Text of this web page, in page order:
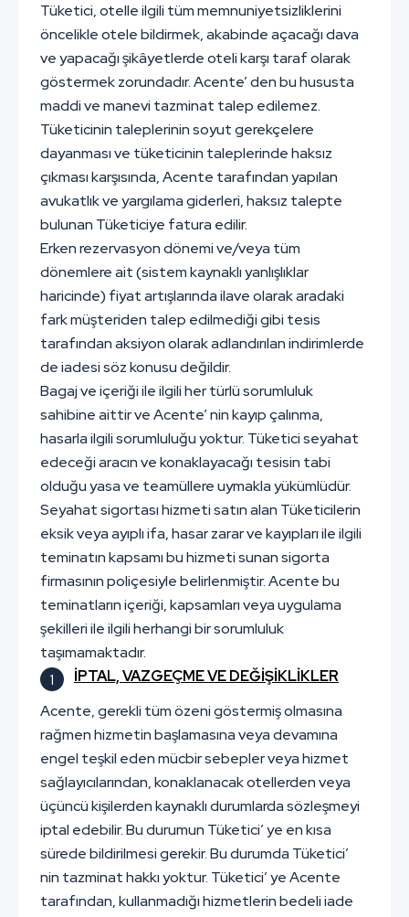
Tüketici, otelle ilgili tüm memnuniyetsizliklerini
öncelikle otele bildirmek, akabinde açacağı dava
ve yapacağı şikâyetlerde oteli karşı taraf olarak
göstermek zorundadır. Acente’ den bu hususta
maddi ve manevi tazminat talep edilemez.
Tüketicinin taleplerinin soyut gerekçelere
dayanması ve tüketicinin taleplerinde haksız
çıkması karşısında, Acente tarafından yapılan
avukatlık ve yargılama giderleri, haksız talepte
bulunan Tüketiciye fatura edilir.
Erken rezervasyon dönemi ve/veya tüm
dönemlere ait (sistem kaynaklı yanlışlıklar
haricinde) fiyat artışlarında ilave olarak aradaki
fark müşteriden talep edilmediği gibi tesis
tarafından aksiyon olarak adlandırılan indirimlerde
de iadesi söz konusu değildir.
Bagaj ve içeriği ile ilgili her türlü sorumluluk
sahibine aittir ve Acente’ nin kayıp çalınma,
hasarla ilgili sorumluluğu yoktur. Tüketici seyahat
edeceği aracın ve konaklayacağı tesisin tabi
olduğu yasa ve teamüllere uymakla yükümlüdür.
Seyahat sigortası hizmeti satın alan Tüketicilerin
eksik veya ayıplı ifa, hasar zarar ve kayıpları ile ilgili
teminatın kapsamı bu hizmeti sunan sigorta
firmasının poliçesiyle belirlenmiştir. Acente bu
teminatların içeriği, kapsamları veya uygulama
şekilleri ile ilgili herhangi bir sorumluluk
taşımamaktadır.
İPTAL, VAZGEÇME VE DEĞİŞİKLİKLER
Acente, gerekli tüm özeni göstermiş olmasına
rağmen hizmetin başlamasına veya devamına
engel teşkil eden mücbir sebepler veya hizmet
sağlayıcılarından, konaklanacak otellerden veya
üçüncü kişilerden kaynaklı durumlarda sözleşmeyi
iptal edebilir. Bu durumun Tüketici’ ye en kısa
sürede bildirilmesi gerekir. Bu durumda Tüketici’
nin tazminat hakkı yoktur. Tüketici’ ye Acente
tarafından, kullanmadığı hizmetlerin bedeli iade